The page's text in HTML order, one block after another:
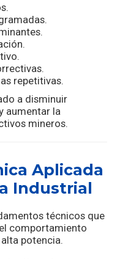
repetitivas.
a disminuir
aumentar la
mineros.
Aplicada
Industrial
técnicos que
comportamiento
potencia.